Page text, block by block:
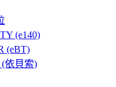
(e140)
(eBT)
(依貝索)